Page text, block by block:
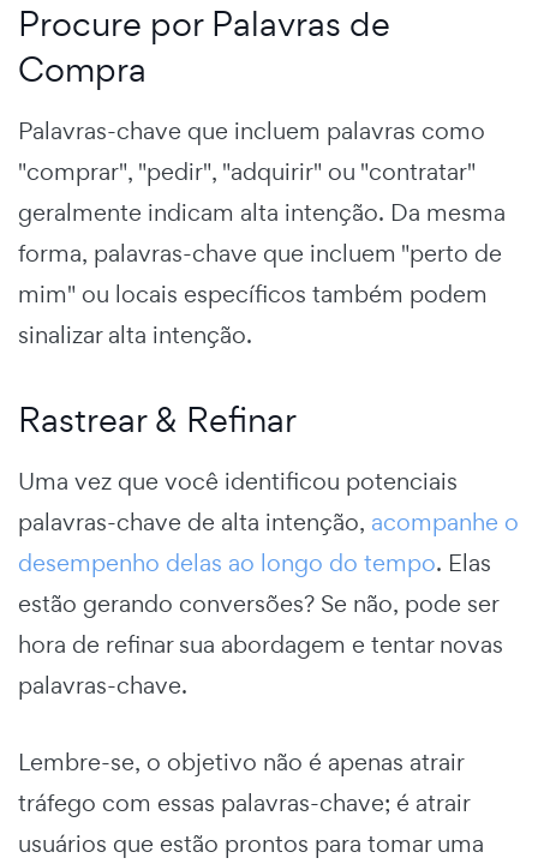
Procure por Palavras de
Compra
Palavras-chave que incluem palavras como
"comprar", "pedir", "adquirir" ou "contratar"
geralmente indicam alta intenção. Da mesma
forma, palavras-chave que incluem "perto de
mim" ou locais específicos também podem
sinalizar alta intenção.
Rastrear & Refinar
Uma vez que você identificou potenciais
palavras-chave de alta intenção, acompanhe o
desempenho delas ao longo do tempo. Elas
estão gerando conversões? Se não, pode ser
hora de refinar sua abordagem e tentar novas
palavras-chave.
Lembre-se, o objetivo não é apenas atrair
tráfego com essas palavras-chave; é atrair
usuários que estão prontos para tomar uma